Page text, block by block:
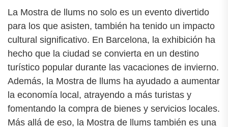
La Mostra de llums no solo es un evento divertido
para los que asisten, también ha tenido un impacto
cultural significativo. En Barcelona, ​​la exhibición ha
hecho que la ciudad se convierta en un destino
turístico popular durante las vacaciones de invierno.
Además, la Mostra de llums ha ayudado a aumentar
la economía local, atrayendo a más turistas y
fomentando la compra de bienes y servicios locales.
Más allá de eso, la Mostra de llums también es una